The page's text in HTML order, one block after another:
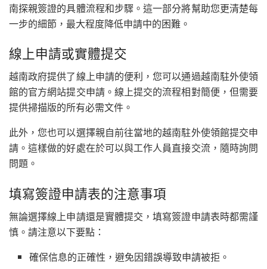
南探親簽證的具體流程和步驟。這一部分將幫助您更清楚每
一步的細節，最大程度降低申請中的困難。
線上申請或實體提交
越南政府提供了線上申請的便利，您可以通過越南駐外使領
館的官方網站提交申請。線上提交的流程相對簡便，但需要
提供掃描版的所有必需文件。
此外，您也可以選擇親自前往當地的越南駐外使領館提交申
請。這樣做的好處在於可以與工作人員直接交流，隨時詢問
問題。
填寫簽證申請表的注意事項
無論選擇線上申請還是實體提交，填寫簽證申請表時都需謹
慎。請注意以下要點：
確保信息的正確性，避免因錯誤導致申請被拒。